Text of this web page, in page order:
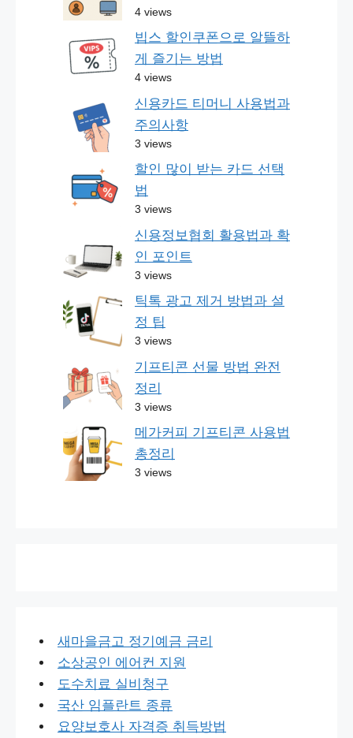
4 views
빕스 할인쿠폰으로 알뜰하
게 즐기는 방법
4 views
신용카드 티머니 사용법과
주의사항
3 views
할인 많이 받는 카드 선택
법
3 views
신용정보협회 활용법과 확
인 포인트
3 views
틱톡 광고 제거 방법과 설
정 팁
3 views
기프티콘 선물 방법 완전
정리
3 views
메가커피 기프티콘 사용법
총정리
3 views
새마을금고 정기예금 금리
소상공인 에어컨 지원
도수치료 실비청구
국산 임플란트 종류
요양보호사 자격증 취득방법